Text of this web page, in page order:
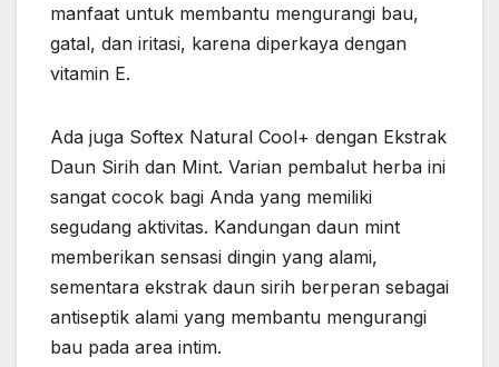
manfaat untuk membantu mengurangi bau,
gatal, dan iritasi, karena diperkaya dengan
vitamin E.
Ada juga Softex Natural Cool+ dengan Ekstrak
Daun Sirih dan Mint. Varian pembalut herba ini
sangat cocok bagi Anda yang memiliki
segudang aktivitas. Kandungan daun mint
memberikan sensasi dingin yang alami,
sementara ekstrak daun sirih berperan sebagai
antiseptik alami yang membantu mengurangi
bau pada area intim.